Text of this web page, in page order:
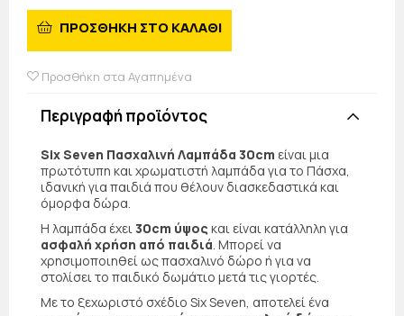
ΠΡΟΣΘΗΚΗ ΣΤΟ ΚΑΛΑΘΙ
Προσθήκη στα Αγαπημένα
Περιγραφή προϊόντος
Six Seven Πασχαλινή Λαμπάδα 30cm είναι μια
πρωτότυπη και χρωματιστή λαμπάδα για το Πάσχα,
ιδανική για παιδιά που θέλουν διασκεδαστικά και
όμορφα δώρα.
Η λαμπάδα έχει 30cm ύψος και είναι κατάλληλη για
ασφαλή χρήση από παιδιά . Μπορεί να
χρησιμοποιηθεί ως πασχαλινό δώρο ή για να
στολίσει το παιδικό δωμάτιο μετά τις γιορτές.
Με το ξεχωριστό σχέδιο Six Seven, αποτελεί ένα